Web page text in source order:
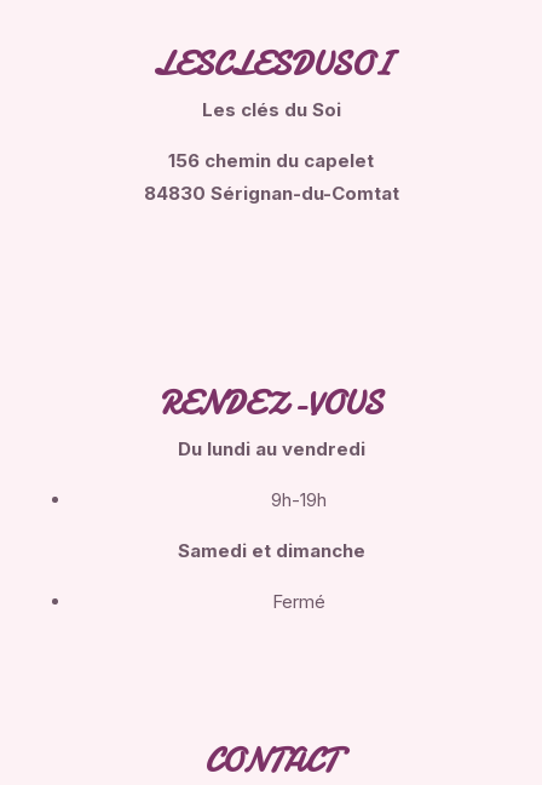
LESCLESDUSOI
Les clés du Soi
156 chemin du capelet
84830 Sérignan-du-Comtat
RENDEZ-VOUS
Du lundi au vendredi
9h-19h
Samedi et dimanche
Fermé
CONTACT